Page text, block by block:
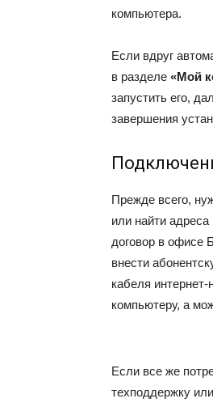
компьютера.
Если вдруг
в разделе «Мой
запустить его,
завершения
Прежде всего,
или найти
договор в офисе
внести
кабеля
компьютеру, а
Если все же
техподдержку